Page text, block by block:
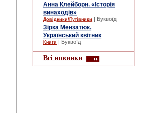
Анна Клейборн. «Історія
винаходів»
Довідники/Путівники | Буквоїд
Зірка Мензатюк.
Український квітник
Книги | Буквоїд
Всі новинки